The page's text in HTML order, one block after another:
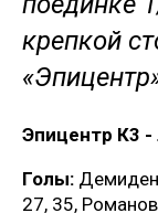
крепкой
Эпицентр К3 -
Голы:
27, 35,